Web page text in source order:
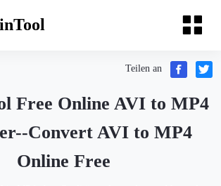
Teilen an
Free Online AVI to MP4
Convert AVI to MP4
Online Free